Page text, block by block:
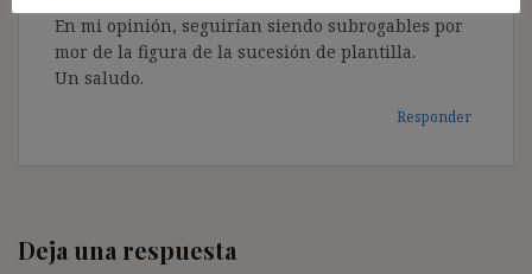
En mi opinión, seguirían siendo subrogables por
mor de la figura de la sucesión de plantilla.
Un saludo.
Responder
Deja una respuesta